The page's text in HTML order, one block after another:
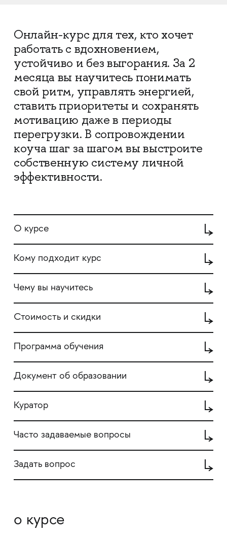
Онлайн-курс для тех, кто хочет
работать с вдохновением,
устойчиво и без выгорания. За 2
месяца вы научитесь понимать
свой ритм, управлять энергией,
ставить приоритеты и сохранять
мотивацию даже в периоды
перегрузки. В сопровождении
коуча шаг за шагом вы выстроите
собственную систему личной
эффективности.
О курсе
Кому подходит курс
Чему вы научитесь
Стоимость и скидки
Программа обучения
Документ об образовании
Куратор
Часто задаваемые вопросы
Задать вопрос
о курсе